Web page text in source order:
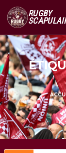
RUGBY